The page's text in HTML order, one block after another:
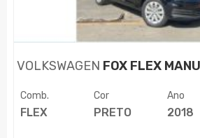
VOLKSWAGEN FOX FLEX
Comb.
FLEX
Cor
PRETO
Ano
2018